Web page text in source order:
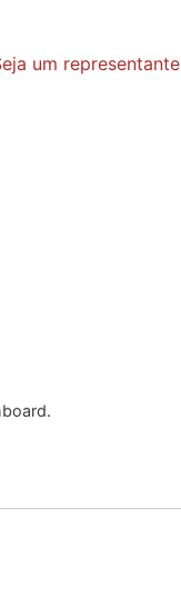
um representante